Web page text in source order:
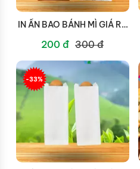
IN ẤN BAO BÁNH MÌ GIÁ RẺ
200 đ 300 đ
-33%